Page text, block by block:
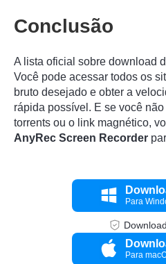
Conclusão
A lista oficial sobre download
Você pode acessar todos os
bruto desejado e obter a
rápida possível. E se você
torrents ou o link magnético,
AnyRec Screen Recorder
Para
Para